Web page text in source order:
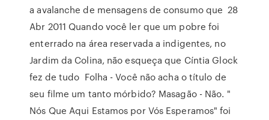
a avalanche de mensagens de consumo que 28
Abr 2011 Quando você ler que um pobre foi
enterrado na área reservada a indigentes, no
Jardim da Colina, não esqueça que Cíntia Glock
fez de tudo Folha - Você não acha o título de
seu filme um tanto mórbido? Masagão - Não. "
Nós Que Aqui Estamos por Vós Esperamos" foi